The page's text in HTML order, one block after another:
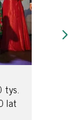
tys.
lat